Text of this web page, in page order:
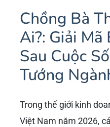
Chồng Bà
Ai?: Giải
Sau Cuộc
Tướng
Trong thế giới kinh
Việt Nam năm 2026,